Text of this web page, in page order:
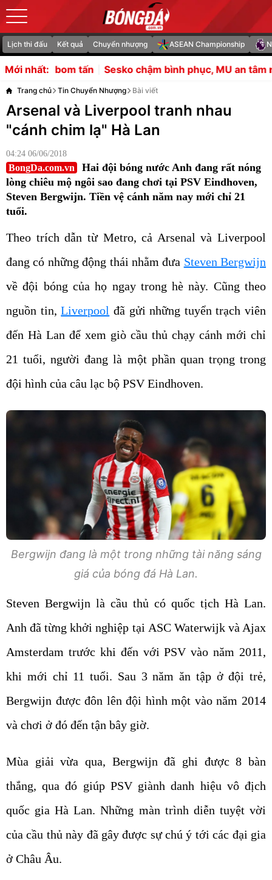
Lịch thi đấu Kết quả Chuyển nhượng ASEAN Championship
Mới nhất:
Sesko chậm bình phục, MU an tâm nhờ tiền sử ít chấn
Trang chủ Tin Chuyển Nhượng Bài viết
Arsenal và Liverpool tranh nhau
"cánh chim lạ" Hà Lan
04:24 06/06/2018
BongDa.com.vn
Hai đội bóng nước Anh đang rất nóng
lòng chiêu mộ ngôi sao đang chơi tại PSV Eindhoven,
Steven Bergwijn. Tiền vệ cánh năm nay mới chỉ 21
tuổi.
Theo trích dẫn từ Metro, cả Arsenal và Liverpool
đang có những động thái nhằm đưa Steven Bergwijn
về đội bóng của họ ngay trong hè này. Cũng theo
nguồn tin,Liverpool đã gửi những tuyển trạch viên
đến Hà Lan để xem giò cầu thủ chạy cánh mới chỉ
21 tuổi, người đang là một phần quan trọng trong
đội hình của câu lạc bộ PSV Eindhoven.
Bergwijn đang là một trong những tài năng sáng
giá của bóng đá Hà Lan.
Steven Bergwijn là cầu thủ có quốc tịch Hà Lan.
Anh đã từng khởi nghiệp tại ASC Waterwijk và Ajax
Amsterdam trước khi đến với PSV vào năm 2011,
khi mới chỉ 11 tuổi. Sau 3 năm ăn tập ở đội trẻ,
Bergwijn được đôn lên đội hình một vào năm 2014
và chơi ở đó đến tận bây giờ.
Mùa giải vừa qua, Bergwijn đã ghi được 8 bàn
thắng, qua đó giúp PSV giành danh hiệu vô địch
quốc gia Hà Lan. Những màn trình diễn tuyệt vời
của cầu thủ này đã gây được sự chú ý tới các đại gia
ở Châu Âu.